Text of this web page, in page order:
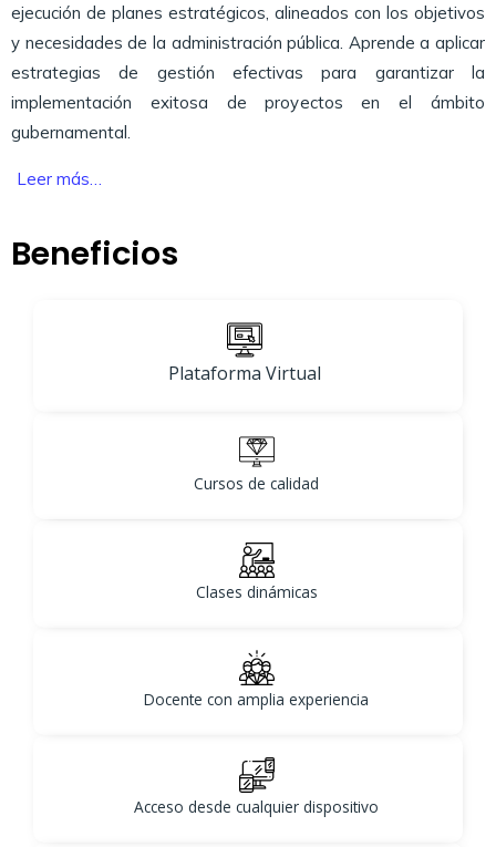
ejecución de planes estratégicos, alineados con los objetivos
y necesidades de la administración pública. Aprende a aplicar
estrategias de gestión efectivas para garantizar la
implementación exitosa de proyectos en el ámbito
gubernamental.
Leer más…
Beneficios
Plataforma Virtual
Cursos de calidad
Clases dinámicas
Docente con amplia experiencia
Acceso desde cualquier dispositivo